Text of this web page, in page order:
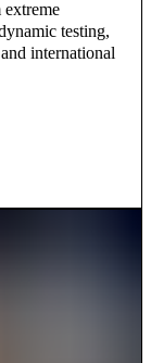
extreme
testing,
international